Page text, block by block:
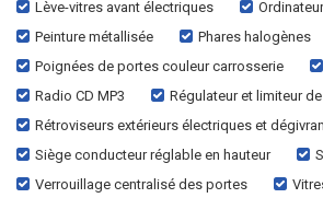
Lève-vitres avant électriques
Peinture métallisée
Phares halogènes
Poignées de portes couleur carrosserie
Radio CD MP3
Régulateur et limiteur
Rétroviseurs extérieurs électriques et
Siège conducteur réglable en hauteur
Verrouillage centralisé des portes